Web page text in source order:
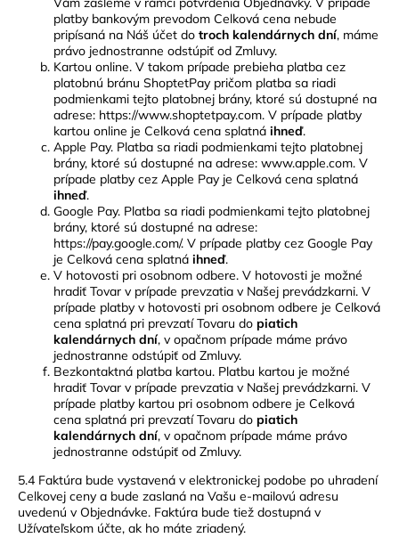
platby bankovým prevodom Celková cena nebude
pripísaná na Náš účet do troch kalendárnych dní, máme
právo jednostranne odstúpiť od Zmluvy.
Kartou online. V takom prípade prebieha platba cez
platobnú bránu ShoptetPay pričom platba sa riadi
podmienkami tejto platobnej brány, ktoré sú dostupné na
adrese: https://www.shoptetpay.com. V prípade platby
kartou online je Celková cena splatná ihneď.
Apple Pay. Platba sa riadi podmienkami tejto platobnej
brány, ktoré sú dostupné na adrese: www.apple.com. V
prípade platby cez Apple Pay je Celková cena splatná
ihneď.
Google Pay. Platba sa riadi podmienkami tejto platobnej
brány, ktoré sú dostupné na adrese:
https://pay.google.com/. V prípade platby cez Google Pay
je Celková cena splatná ihneď.
V hotovosti pri osobnom odbere. V hotovosti je možné
hradiť Tovar v prípade prevzatia v Našej prevádzkarni. V
prípade platby v hotovosti pri osobnom odbere je Celková
cena splatná pri prevzatí Tovaru do piatich
kalendárnych dní, v opačnom prípade máme právo
jednostranne odstúpiť od Zmluvy.
Bezkontaktná platba kartou. Platbu kartou je možné
hradiť Tovar v prípade prevzatia v Našej prevádzkarni. V
prípade platby kartou pri osobnom odbere je Celková
cena splatná pri prevzatí Tovaru do piatich
kalendárnych dní, v opačnom prípade máme právo
jednostranne odstúpiť od Zmluvy.
5.4 Faktúra bude vystavená v elektronickej podobe po uhradení
Celkovej ceny a bude zaslaná na Vašu e-mailovú adresu
uvedenú v Objednávke. Faktúra bude tiež dostupná v
Užívateľskom účte, ak ho máte zriadený.